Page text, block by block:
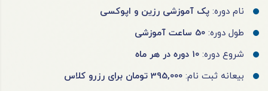
نام دوره: پک آموزشی رزین و اپوکسی
طول دوره: 50 ساعت آموزشی
شروع دوره: 10 دوره در هر ماه
بیعانه ثبت نام: 395,000 تومان برای رزرو کلاس